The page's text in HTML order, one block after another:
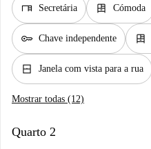
desk Secretária dresser Cómoda
key Chave independente dresser
window_closed Janela com vista para a rua
Mostrar todas (12)
Quarto 2